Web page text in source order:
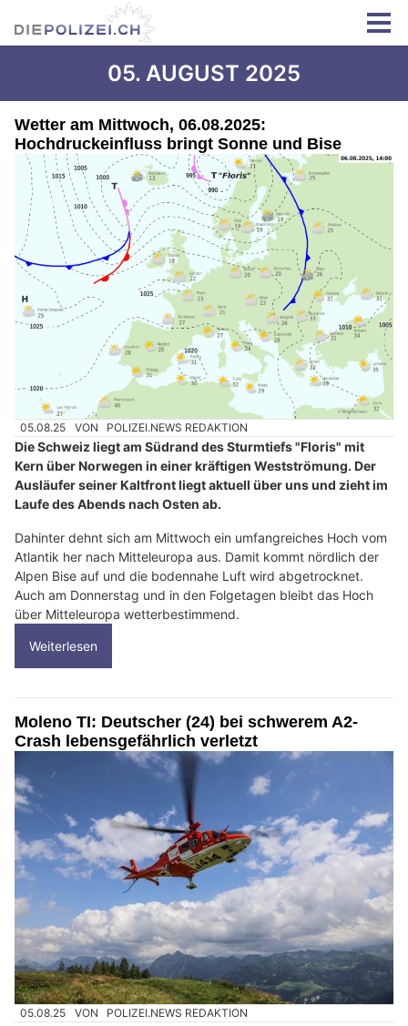
05. AUGUST 2025
Wetter am Mittwoch, 06.08.2025:
Hochdruckeinfluss bringt Sonne und Bise
05.08.25 VON POLIZEI.NEWS REDAKTION
Die Schweiz liegt am Südrand des Sturmtiefs "Floris" mit
Kern über Norwegen in einer kräftigen Westströmung. Der
Ausläufer seiner Kaltfront liegt aktuell über uns und zieht im
Laufe des Abends nach Osten ab.
Dahinter dehnt sich am Mittwoch ein umfangreiches Hoch vom
Atlantik her nach Mitteleuropa aus. Damit kommt nördlich der
Alpen Bise auf und die bodennahe Luft wird abgetrocknet.
Auch am Donnerstag und in den Folgetagen bleibt das Hoch
über Mitteleuropa wetterbestimmend.
Weiterlesen
Moleno TI: Deutscher (24) bei schwerem A2-
Crash lebensgefährlich verletzt
05.08.25 VON POLIZEI.NEWS REDAKTION